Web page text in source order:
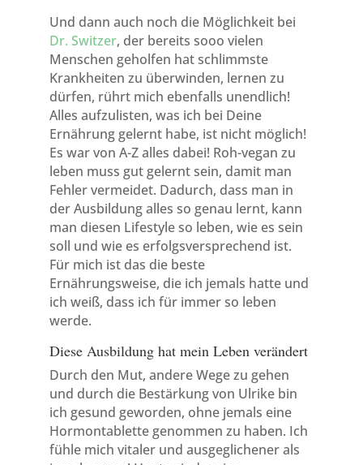
Und dann auch noch die Möglichkeit bei
Dr. Switzer, der bereits sooo vielen
Menschen geholfen hat schlimmste
Krankheiten zu überwinden, lernen zu
dürfen, rührt mich ebenfalls unendlich!
Alles aufzulisten, was ich bei Deine
Ernährung gelernt habe, ist nicht möglich!
Es war von A-Z alles dabei! Roh-vegan zu
leben muss gut gelernt sein, damit man
Fehler vermeidet. Dadurch, dass man in
der Ausbildung alles so genau lernt, kann
man diesen Lifestyle so leben, wie es sein
soll und wie es erfolgsversprechend ist.
Für mich ist das die beste
Ernährungsweise, die ich jemals hatte und
ich weiß, dass ich für immer so leben
werde.
Diese Ausbildung hat mein Leben verändert
Durch den Mut, andere Wege zu gehen
und durch die Bestärkung von Ulrike bin
ich gesund geworden, ohne jemals eine
Hormontablette genommen zu haben. Ich
fühle mich vitaler und ausgeglichener als